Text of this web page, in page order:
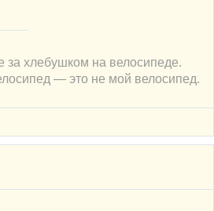
за хлебушком на велосипеде.
— это не мой велосипед.